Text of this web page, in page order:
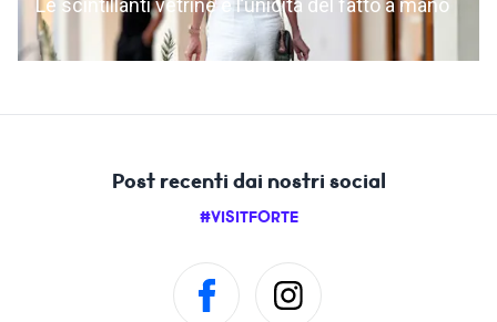
Post recenti dai nostri social
#VISITFORTE